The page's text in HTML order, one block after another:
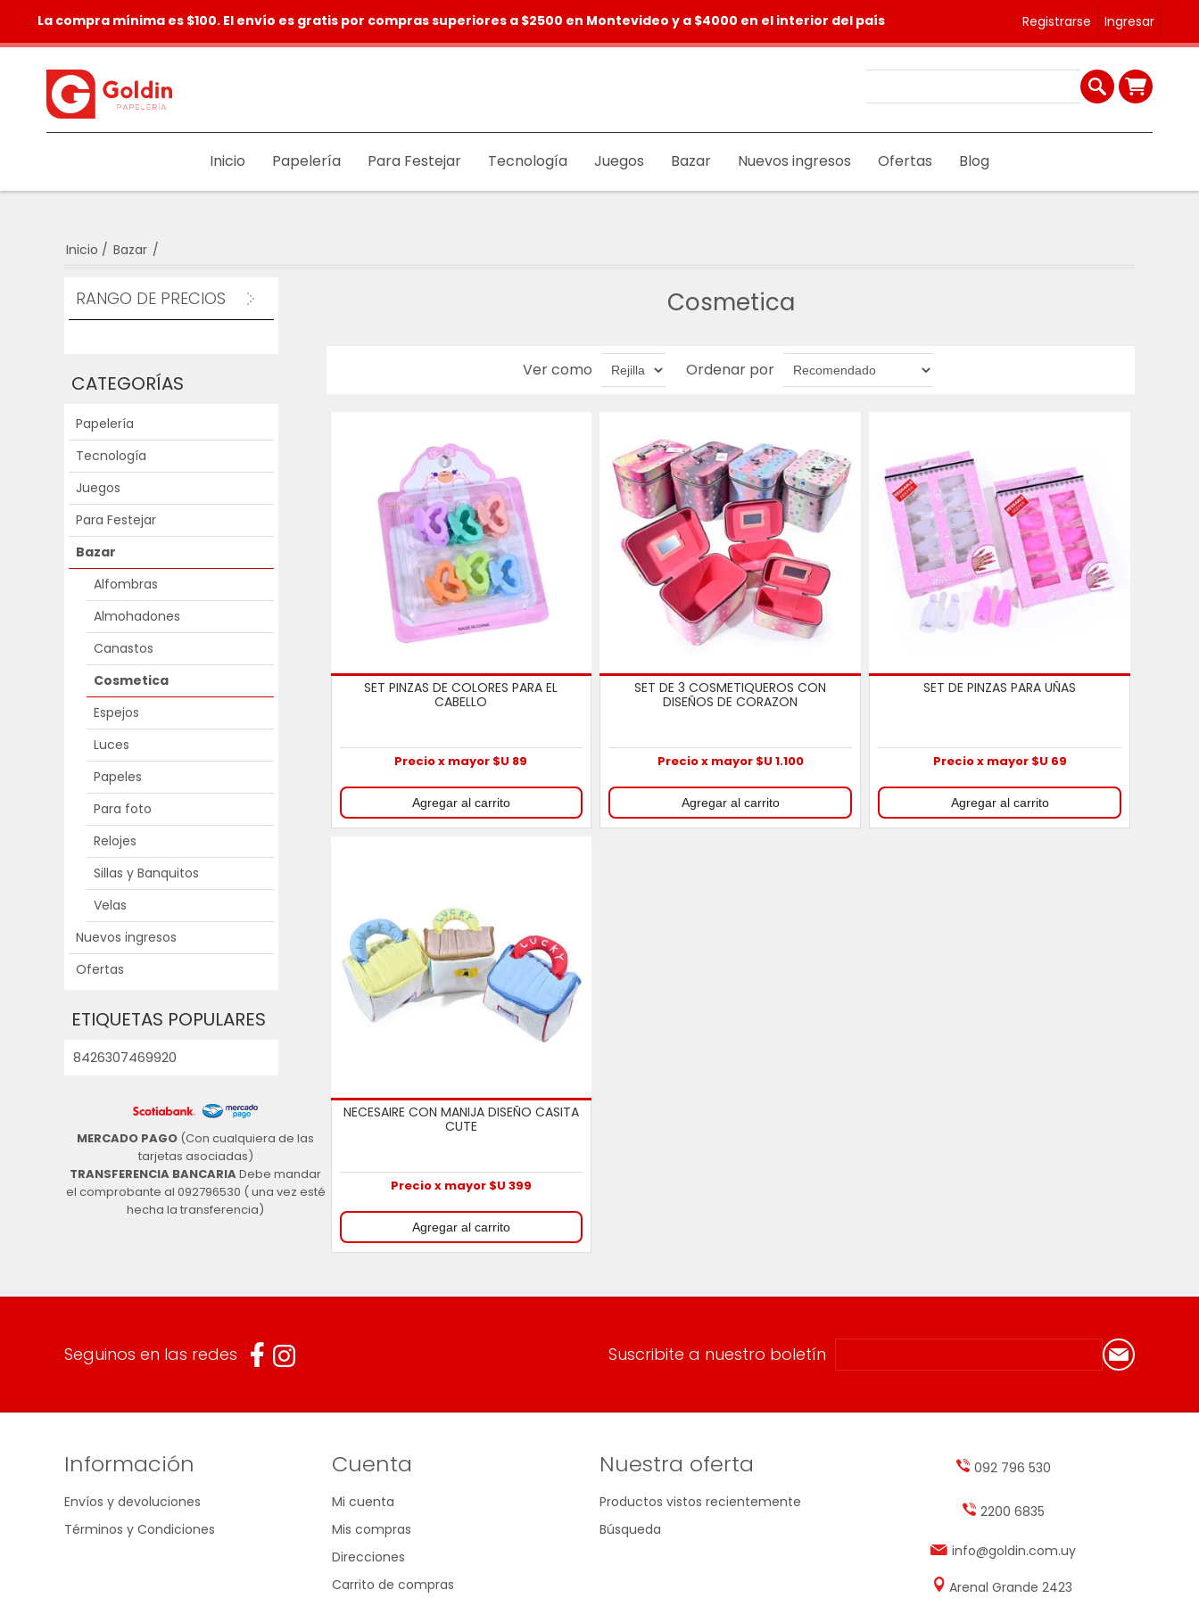
Registrarse Ingresar
La compra mínima es $100. El envío es gratis por compras superiores a $2500 en Montevideo y a $4000 en el interior del país
Inicio Papelería Para Festejar Tecnología Juegos Bazar Nuevos ingresos Ofertas Blog
Inicio / Bazar /
Cosmetica
Ver como Ordenar por
SET PINZAS DE COLORES PARA EL
CABELLO
Precio x mayor $U 89
SET DE 3 COSMETIQUEROS CON
DISEÑOS DE CORAZON
Precio x mayor $U 1.100
SET DE PINZAS PARA UÑAS
Precio x mayor $U 69
NECESAIRE CON MANIJA DISEÑO CASITA
CUTE
Precio x mayor $U 399
RANGO DE PRECIOS
CATEGORÍAS
Papelería
Tecnología
Juegos
Para Festejar
Bazar
Alfombras
Almohadones
Canastos
Cosmetica
Espejos
Luces
Papeles
Para foto
Relojes
Sillas y Banquitos
Velas
Nuevos ingresos
Ofertas
ETIQUETAS POPULARES
8426307469920
MERCADO PAGO (Con cualquiera de las
tarjetas asociadas)
TRANSFERENCIA BANCARIADebe mandar
el comprobante al 092796530 ( una vez esté
hecha la transferencia)
Seguinos en las redes Suscribite a nuestro boletín
Información
Envíos y devoluciones
Términos y Condiciones
Cuenta
Mi cuenta
Mis compras
Direcciones
Carrito de compras
Nuestra oferta
Productos vistos recientemente
Búsqueda
092 796 530
2200 6835
info@goldin.com.uy
Arenal Grande 2423